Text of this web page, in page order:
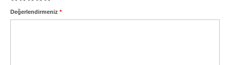
2.9 TCD
Değerlendirmeniz *